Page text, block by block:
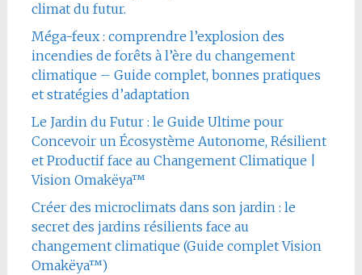
climat du futur.
Méga-feux : comprendre l’explosion des
incendies de forêts à l’ère du changement
climatique – Guide complet, bonnes pratiques
et stratégies d’adaptation
Le Jardin du Futur : le Guide Ultime pour
Concevoir un Écosystème Autonome, Résilient
et Productif face au Changement Climatique |
Vision Omakëya™
Créer des microclimats dans son jardin : le
secret des jardins résilients face au
changement climatique (Guide complet Vision
Omakëya™)